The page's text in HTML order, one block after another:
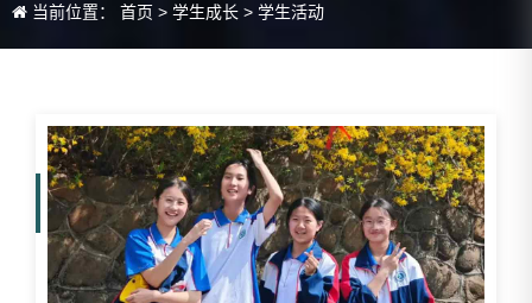
当前位置： 首页 > 学生成长> 学生活动